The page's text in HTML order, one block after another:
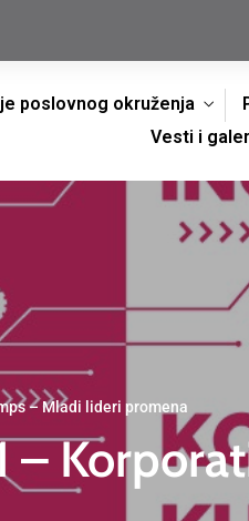
poslovnog okruženja
Vesti i
– Mladi lideri promena
–